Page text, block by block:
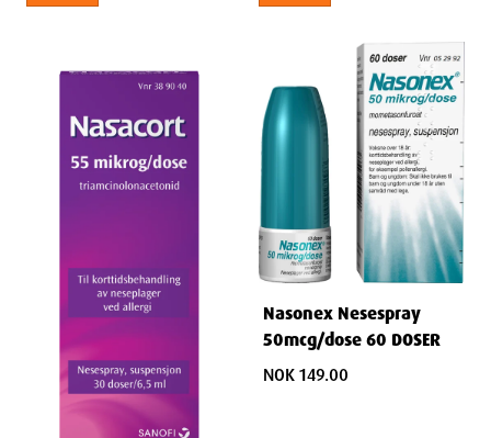
Nasonex Nesespray
50mcg/dose 60 DOSER
NOK 149.00